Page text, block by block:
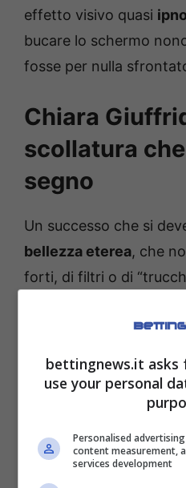
effetto visivo quasi
bucare lo schermo
fosse per nulla
Chiara
scollatura
segno
Un successo che si
bellezza eterea, che
forti, di filtri o di
vertiginosa per
estetico.
bettingnews.it asks
use your personal
Personalised
content measurement,
services development